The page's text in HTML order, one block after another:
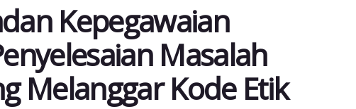
Kepegawaian
Masalah
Melanggar Kode Etik